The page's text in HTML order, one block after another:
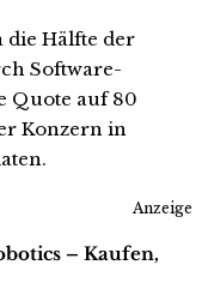
die Hälfte der
Software-
Quote auf 80
Konzern in
Anzeige
– Kaufen,